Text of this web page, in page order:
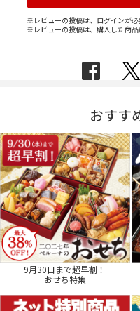
※レビューの投稿は、ログインが必
※レビューの投稿は、購入した商品
おすす
9月30日まで超早割！
おせち特集